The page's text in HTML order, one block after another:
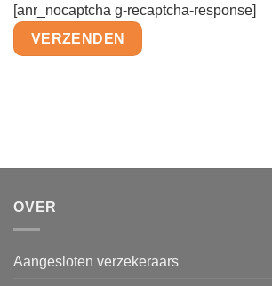
[anr_nocaptcha g-recaptcha-response]
OVER
Aangesloten verzekeraars